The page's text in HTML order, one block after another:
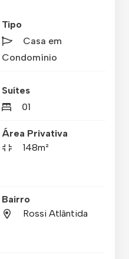
Tipo
Casa em
Condomínio
Suítes
01
Área Privativa
148m²
Bairro
Rossi Atlântida